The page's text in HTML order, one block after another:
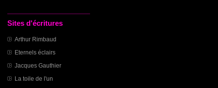
Sites d'écritures
Arthur Rimbaud
Eternels éclairs
Jacques Gauthier
La toile de l'un